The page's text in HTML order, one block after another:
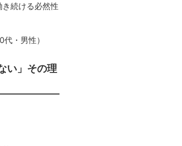
続ける必然性
・男性）
い」その理